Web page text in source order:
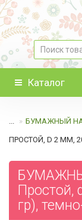
Каталог
... БУМАЖНЫЙ
ПРОСТОЙ, D 2 ММ,
Простой,
гр),